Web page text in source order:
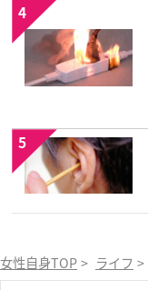
4
5
女性自身TOP > ライフ >